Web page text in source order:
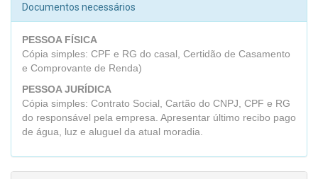
Documentos necessários
PESSOA FÍSICA
Cópia simples: CPF e RG do casal, Certidão de Casamento
e Comprovante de Renda)
PESSOA JURÍDICA
Cópia simples: Contrato Social, Cartão do CNPJ, CPF e RG
do responsável pela empresa. Apresentar último recibo pago
de água, luz e aluguel da atual moradia.